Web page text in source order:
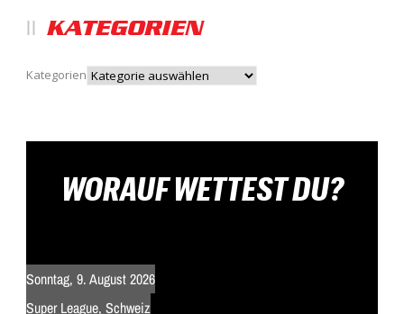
KATEGORIEN
Kategorien